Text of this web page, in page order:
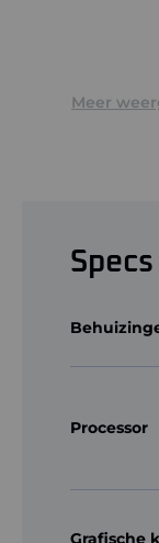
Meer
Processor